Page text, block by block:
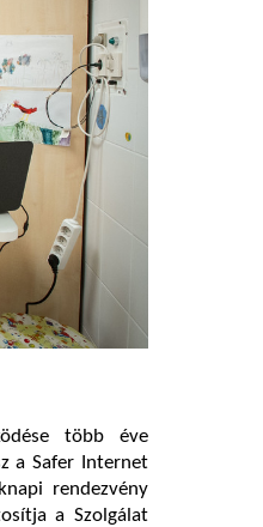
több éve
a Safer Internet
rendezvény
a Szolgálat